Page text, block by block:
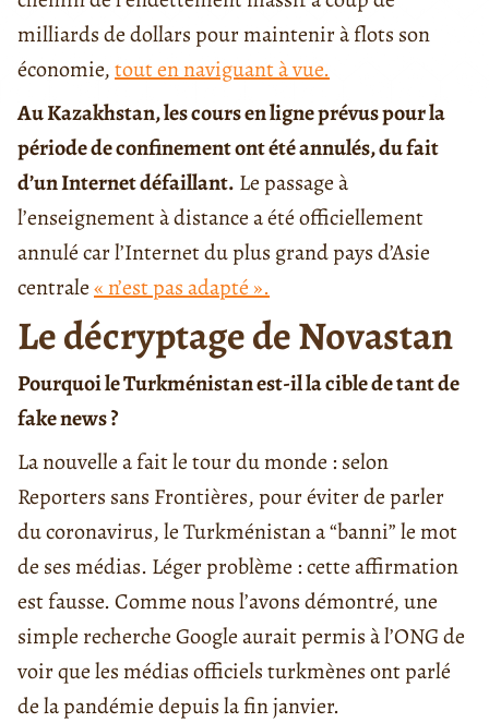
milliards de dollars pour maintenir à flots son
économie,tout en naviguant à vue.
Au Kazakhstan, les cours en ligne prévus pour la
période de confinement ont été annulés, du fait
d’un Internet défaillant. Le passage à
l’enseignement à distance a été officiellement
annulé car l’Internet du plus grand pays d’Asie
centrale« n’est pas adapté ».
Le décryptage de Novastan
Pourquoi le Turkménistan est-il la cible de tant de
fake news ?
La nouvelle a fait le tour du monde : selon
Reporters sans Frontières, pour éviter de parler
du coronavirus, le Turkménistan a “banni” le mot
de ses médias. Léger problème : cette affirmation
est fausse. Comme nous l’avons démontré, une
simple recherche Google aurait permis à l’ONG de
voir que les médias officiels turkmènes ont parlé
de la pandémie depuis la fin janvier.